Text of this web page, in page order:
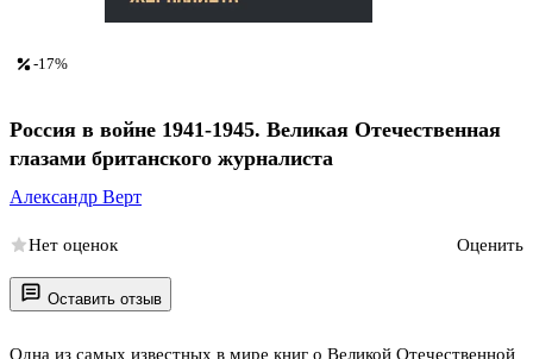
Оставить отзыв
Одна из самых известных в мире книг о Великой Отечественной
-17%
Россия в войне 1941-1945. Великая Отечественная
глазами британского журналиста
Александр Верт
Нет оценок Оценить